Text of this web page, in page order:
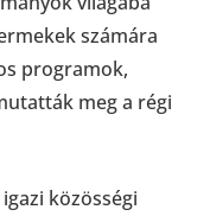
számára
programok,
meg a régi
közösségi